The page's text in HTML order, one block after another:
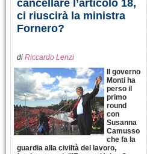
cancellare l’articolo 18,
ci riuscirà la ministra
Fornero?
di Riccardo Lenzi
Il governo
Monti ha
perso il
primo
round
con
Susanna
Camusso
che fa la
guardia alla civiltà del lavoro,